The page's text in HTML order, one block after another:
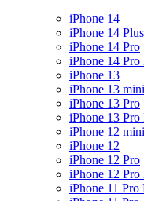
iPhone 14
iPhone 14 Plus
iPhone 14 Pro
iPhone 14 Pro
iPhone 13
iPhone 13 mini
iPhone 13 Pro
iPhone 13 Pro
iPhone 12 mini
iPhone 12
iPhone 12 Pro
iPhone 12 Pro
iPhone 11 Pro